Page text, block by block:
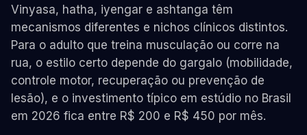
Vinyasa, hatha, iyengar e ashtanga têm
mecanismos diferentes e nichos clínicos distintos.
Para o adulto que treina musculação ou corre na
rua, o estilo certo depende do gargalo (mobilidade,
controle motor, recuperação ou prevenção de
lesão), e o investimento típico em estúdio no Brasil
em 2026 fica entre R$ 200 e R$ 450 por mês.